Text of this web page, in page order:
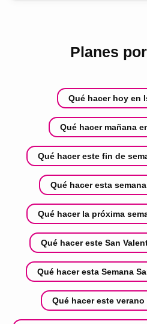
Planes
Qué hacer hoy en
Qué hacer mañana
Qué hacer este fin de
Qué hacer esta
Qué hacer la próxima
Qué hacer este San
Qué hacer esta Semana
Qué hacer este